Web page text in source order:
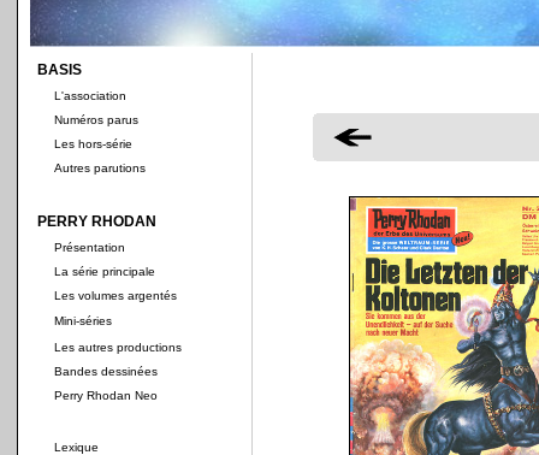
BASIS
L'association
Numéros parus
Les hors-série
Autres parutions
PERRY RHODAN
Présentation
La série principale
Les volumes argentés
Mini-séries
Les autres productions
Bandes dessinées
Perry Rhodan Neo
Lexique